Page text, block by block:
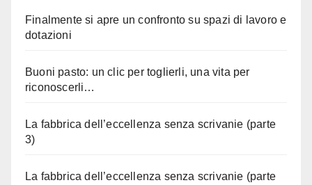
Finalmente si apre un confronto su spazi di lavoro e
dotazioni
Buoni pasto: un clic per toglierli, una vita per
riconoscerli…
La fabbrica dell’eccellenza senza scrivanie (parte
3)
La fabbrica dell’eccellenza senza scrivanie (parte